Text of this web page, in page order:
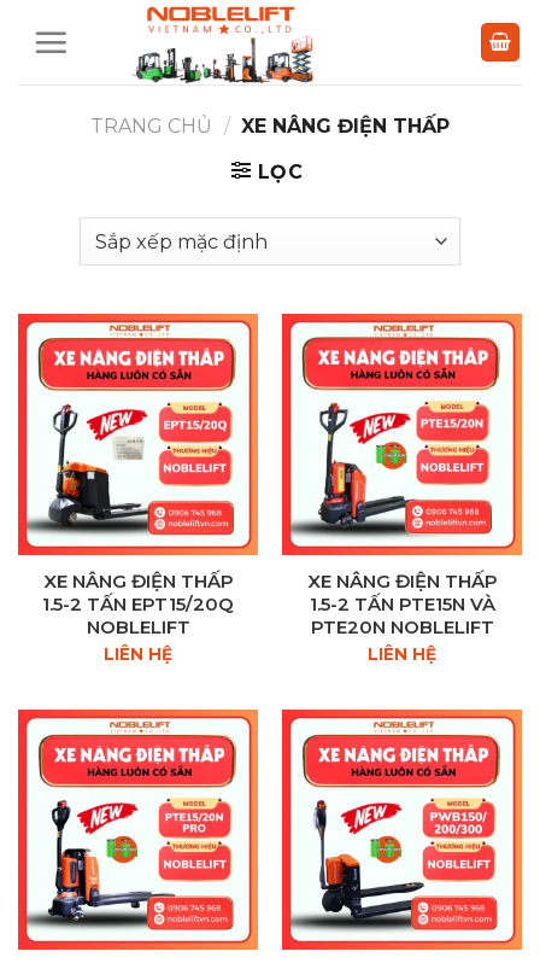
qua
TRANG CHỦ
/ XE NÂNG ĐIỆN THẤP
LỌC
XE NÂNG ĐIỆN THẤP
1.5-2 TẤN EPT15/20Q
NOBLELIFT
LIÊN HỆ
XE NÂNG ĐIỆN THẤP
1.5-2 TẤN PTE15N VÀ
PTE20N NOBLELIFT
LIÊN HỆ